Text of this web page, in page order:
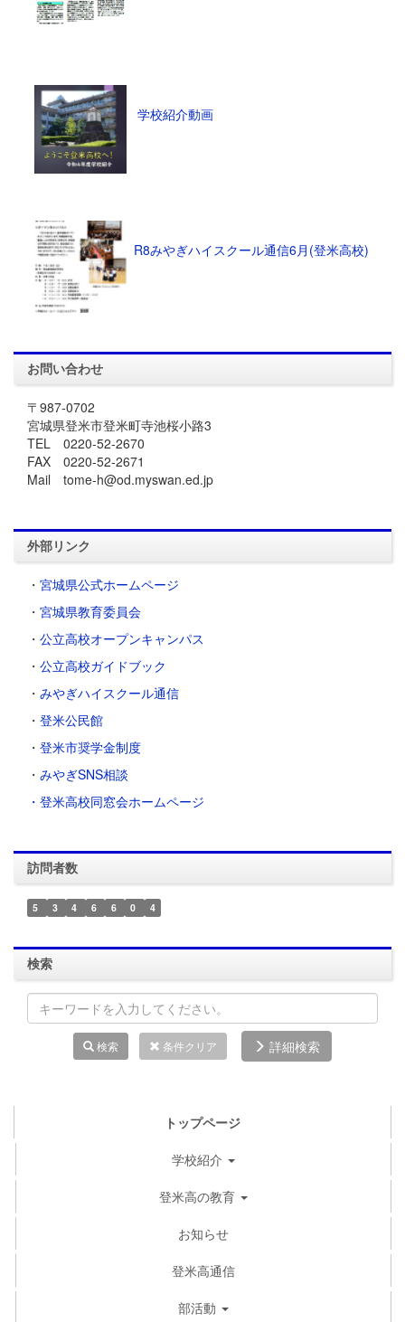
学校紹介動画
R8みやぎハイスクール通信6月(登米高校)
お問い合わせ
〒987-0702
宮城県登米市登米町寺池桜小路3
TEL 0220-52-2670
FAX 0220-52-2671
Mail tome-h@od.myswan.ed.jp
外部リンク
・ 宮城県公式ホームページ
・ 宮城県教育委員会
・ 公立高校オープンキャンパス
・ 公立高校ガイドブック
・ みやぎハイスクール通信
・ 登米公民館
・ 登米市奨学金制度
・ みやぎSNS相談
・登米高校同窓会ホームページ
訪問者数
5 3 4 6 6 0 4
検索
検索 条件クリア 詳細検索
トップページ
学校紹介
登米高の教育
お知らせ
登米高通信
部活動